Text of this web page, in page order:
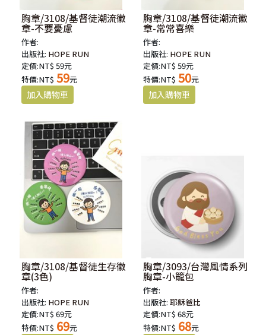
胸章/3108/基督徒潮流徽
章-不要憂慮
作者:
出版社: HOPE RUN
定價:NT$ 59元
特價:NT$ 59元
胸章/3108/基督徒潮流徽
章-常常喜樂
作者:
出版社: HOPE RUN
定價:NT$ 59元
特價:NT$ 50元
胸章/3108/基督徒生存徽
章(3色)
作者:
出版社: HOPE RUN
定價:NT$ 69元
特價:NT$ 69元
胸章/3093/台灣風情系列
胸章-小籠包
作者:
出版社:耶穌爸比
定價:NT$ 68元
特價:NT$ 68元